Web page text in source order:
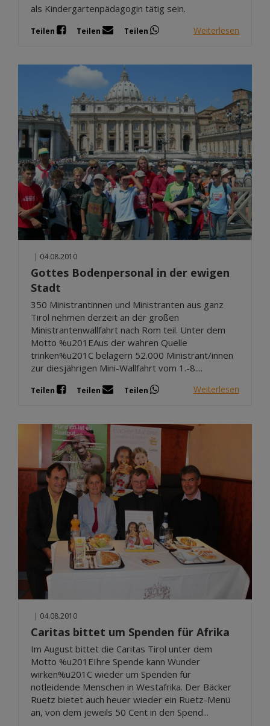
als Kindergartenpädagogin tätig sein.
Teilen Teilen Teilen Weiterlesen
| 04.08.2010
Gottes Bodenpersonal in der ewigen
Stadt
350 Ministrantinnen und Ministranten aus ganz
Tirol nehmen derzeit an der großen
Ministrantenwallfahrt nach Rom teil. Unter dem
Motto %u201EAus der wahren Quelle
trinken%u201C belagern 52.000 Ministrant/innen
zur diesjährigen Mini-Wallfahrt vom 1.-8....
Teilen Teilen Teilen Weiterlesen
| 04.08.2010
Caritas bittet um Spenden für Afrika
Im August bittet die Caritas Tirol unter dem
Motto %u201EIhre Spende kann Wunder
wirken%u201C wieder um Spenden für
notleidende Menschen in Westafrika. Der Bäcker
Ruetz bietet auch heuer wieder ein Ruetz-Menü
an, von dem jeweils 50 Cent in den Spend...